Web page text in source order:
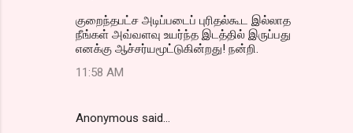
குறைந்தபட்ச அடிப்படைப் புரிதல்கூட இல்லாத
நீங்கள் அவ்வளவு உயர்ந்த இடத்தில் இருப்பது
எனக்கு ஆச்சர்யமூட்டுகின்றது! நன்றி.
11:58 AM
Anonymous said…